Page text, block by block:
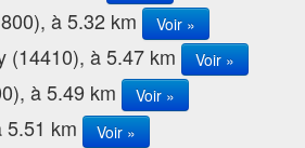
à 5.32 km Voir »
(14410), à 5.47 km Voir »
à 5.49 km Voir »
5.51 km Voir »